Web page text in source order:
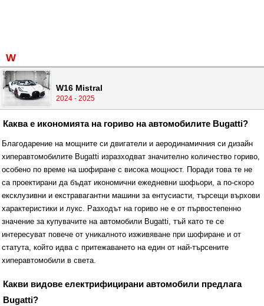
W
W16 Mistral
2024 - 2025
Каква е икономията на гориво на автомобилите Bugatti?
Благодарение на мощните си двигатели и аеродинамичния си дизайн
хиперавтомобилите Bugatti изразходват значително количество гориво,
особено по време на шофиране с висока мощност. Поради това те не
са проектирани да бъдат икономични ежедневни шофьори, а по-скоро
ексклузивни и екстравагантни машини за ентусиасти, търсещи върхови
характеристики и лукс. Разходът на гориво не е от първостепенно
значение за купувачите на автомобили Bugatti, тъй като те се
интересуват повече от уникалното изживяване при шофиране и от
статута, който идва с притежаването на един от най-търсените
хиперавтомобили в света.
Какви видове електрифицирани автомобили предлага
Bugatti?